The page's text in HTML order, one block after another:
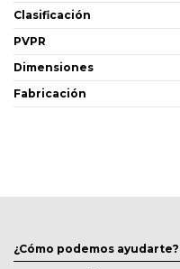
Clasificación
PVPR
Dimensiones
Fabricación
¿Cómo podemos ayudarte?